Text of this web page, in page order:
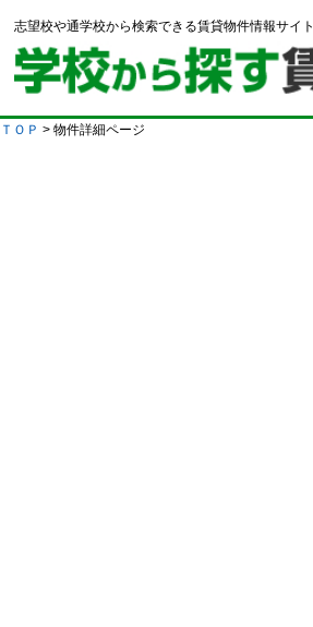
志望校や通学校から検索できる賃貸物件情報サイト
ＴＯＰ > 物件詳細ページ